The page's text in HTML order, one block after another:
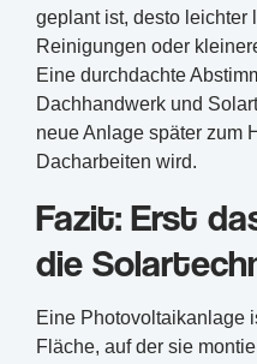
geplant ist, desto leichter
Reinigungen oder
Eine durchdachte
Dachhandwerk und
neue Anlage später zum
Dacharbeiten wird.
Fazit: Erst
die
Eine Photovoltaikanlage
Fläche, auf der sie